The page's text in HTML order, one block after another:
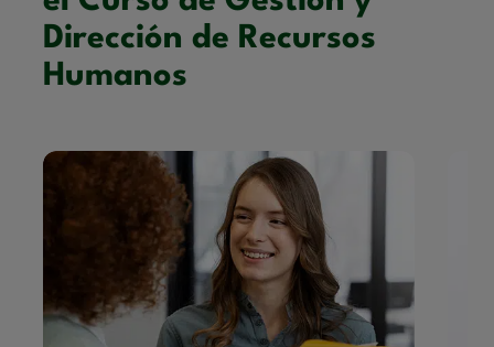
Dirección de Recursos
Humanos